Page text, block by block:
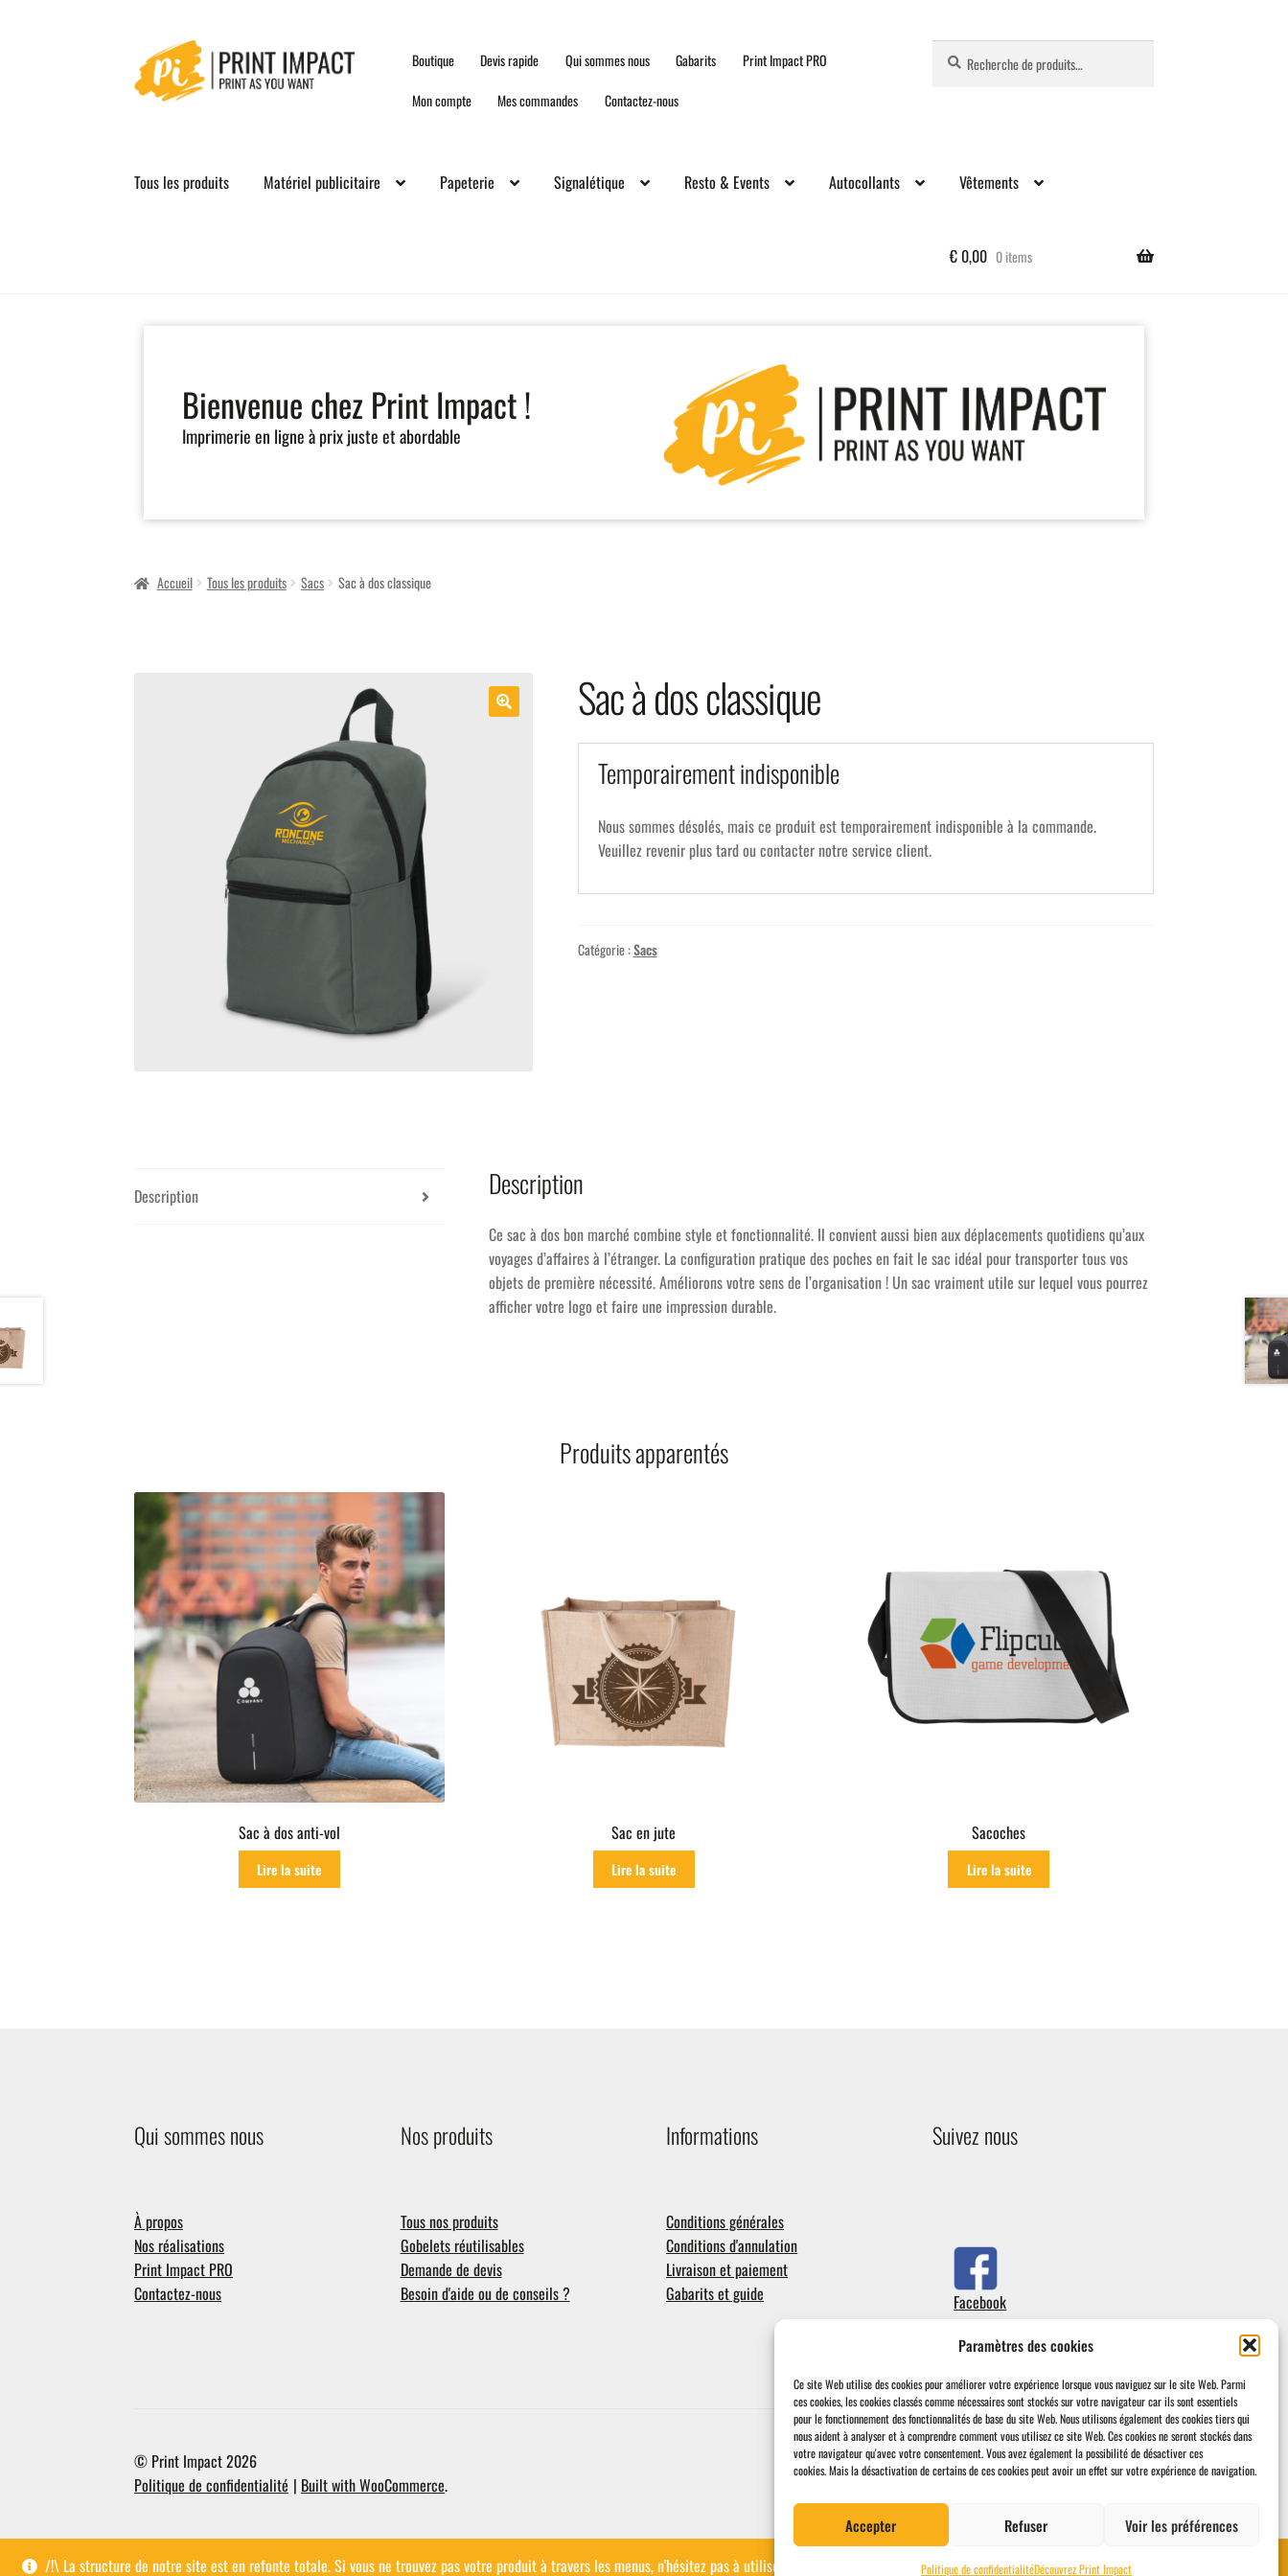
Paramètres des cookies
Ce site Web utilise des cookies pour améliorer votre expérience lorsque vous naviguez sur le site Web.Parmi
ces cookies, les cookies classés comme nécessaires sont stockés sur votre navigateur car ils sont essentiels
pour le fonctionnement des fonctionnalités de base du site Web.Nous utilisons également des cookies tiers qui
nous aident à analyser et à comprendre comment vous utilisez ce site Web.Ces cookies ne seront stockés dans
votre navigateur qu'avec votre consentement.Vous avez également la possibilité de désactiver ces
cookies.Mais la désactivation de certains de ces cookies peut avoir un effet sur votre expérience de navigation.
Accepter Refuser Voir les préférences
Politique de confidentialitéDécouvrez Print Impact
/!\ La structure de notre site est en refonte totale. Si vous ne trouvez pas votre produit à travers les menus, n'hésitez pas à utiliser la barre de recherche ou de nous contacter directement.
Skip
to
navigation
Skip
to
content
Boutique Devis rapide Qui sommes nous Gabarits
Print Impact PRO
Mon compte
Mes commandes Contactez-nous
pour :
Tous les produits Matériel publicitaire Papeterie Signalétique Resto & Events Autocollants Vêtements
€ 0,00 0 items
Bienvenue chez Print Impact !
Imprimerie en ligne à prix juste et abordable
Accueil Tous les produits Sacs Sac à dos classique
Sac à dos classique
Temporairement indisponible
Nous sommes désolés, mais ce produit est temporairement indisponible à la commande.
Veuillez revenir plus tard ou contacter notre service client.
Catégorie :Sacs
Description Description
Ce sac à dos bon marché combine style et fonctionnalité. Il convient aussi bien aux déplacements quotidiens qu’aux
voyages d’affaires à l’étranger. La configuration pratique des poches en fait le sac idéal pour transporter tous vos
objets de première nécessité. Améliorons votre sens de l’organisation ! Un sac vraiment utile sur lequel vous pourrez
afficher votre logo et faire une impression durable.
Produits apparentés
Sac à dos anti-vol
Lire la suite
Sac en jute
Lire la suite
Sacoches
Lire la suite
Qui sommes nous
À propos
Nos réalisations
Print Impact PRO
Contactez-nous
Nos produits
Tous nos produits
Gobelets réutilisables
Demande de devis
Besoin d'aide ou de conseils ?
Informations
Conditions générales
Conditions d'annulation
Livraison et paiement
Gabarits et guide
Suivez nous
Facebook
© Print Impact 2026
Politique de confidentialité
Built with WooCommerce.